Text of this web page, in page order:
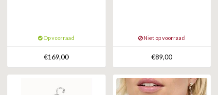
Op voorraad
€169,00
Niet op voorraad
€89,00